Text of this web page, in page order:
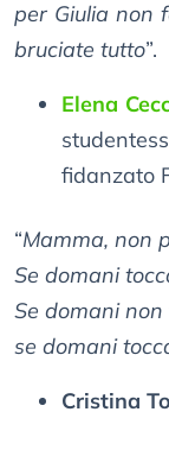
per Giulia non
bruciate tutto”.
Elena
fidanzato
“Mamma, non
Se domani
Se domani
se domani
Cristina